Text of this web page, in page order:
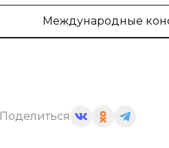
Международные
Поделиться